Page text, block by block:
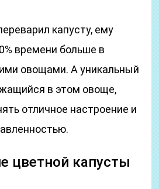
капусту, ему
времени больше в
овощами. А уникальный
в этом овоще,
отличное настроение и
цветной капусты